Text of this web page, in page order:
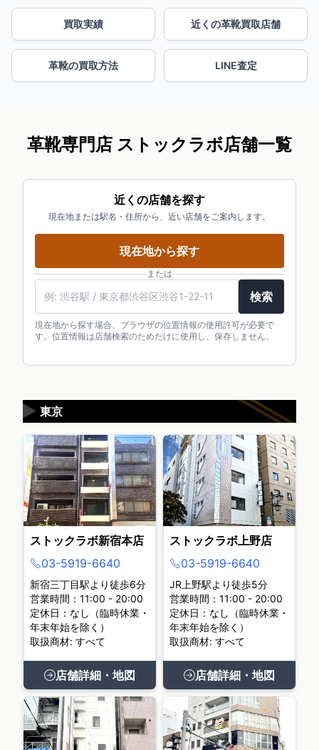
買取実績 近くの革靴買取店舗
革靴の買取方法 LINE査定
革靴専門店 ストックラボ店舗一覧
近くの店舗を探す
現在地または駅名・住所から、近い店舗をご案内します。
現在地から探す
または
検索
現在地から探す場合、ブラウザの位置情報の使用許可が必要で
す。位置情報は店舗検索のためだけに使用し、保存しません。
東京
▶
ストックラボ新宿本店
03-5919-6640
新宿三丁目駅より徒歩6分
営業時間：11:00 - 20:00
定休日：なし（臨時休業・
年末年始を除く）
取扱商材: すべて
店舗詳細・地図
ストックラボ上野店
03-5919-6640
JR上野駅より徒歩5分
営業時間：11:00 - 20:00
定休日：なし（臨時休業・
年末年始を除く）
取扱商材: すべて
店舗詳細・地図